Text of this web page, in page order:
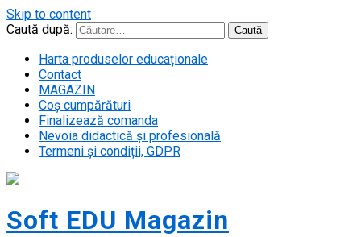
Skip to content
Caută după:
Harta produselor educaționale
Contact
MAGAZIN
Coș cumpărături
Finalizează comanda
Nevoia didactică și profesională
Termeni și condiții, GDPR
Soft EDU Magazin